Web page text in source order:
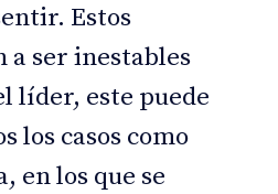
Estos
a ser inestables
líder, este puede
los casos como
en los que se